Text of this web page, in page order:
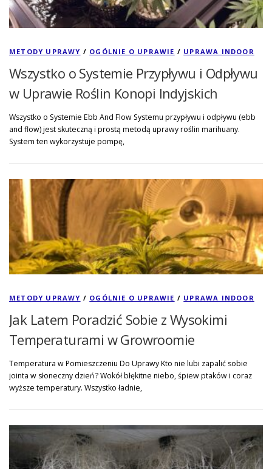
METODY UPRAWY / OGÓLNIE O UPRAWIE / UPRAWA INDOOR
Wszystko o Systemie Przypływu i Odpływu
w Uprawie Roślin Konopi Indyjskich
Wszystko o Systemie Ebb And Flow Systemu przypływu i odpływu (ebb
and flow) jest skuteczną i prostą metodą uprawy roślin marihuany.
System ten wykorzystuje pompę,
METODY UPRAWY / OGÓLNIE O UPRAWIE / UPRAWA INDOOR
Jak Latem Poradzić Sobie z Wysokimi
Temperaturami w Growroomie
Temperatura w Pomieszczeniu Do Uprawy Kto nie lubi zapalić sobie
jointa w słoneczny dzień? Wokół błękitne niebo, śpiew ptaków i coraz
wyższe temperatury. Wszystko ładnie,